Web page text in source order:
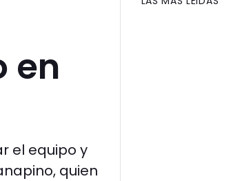
en
el equipo y
quien